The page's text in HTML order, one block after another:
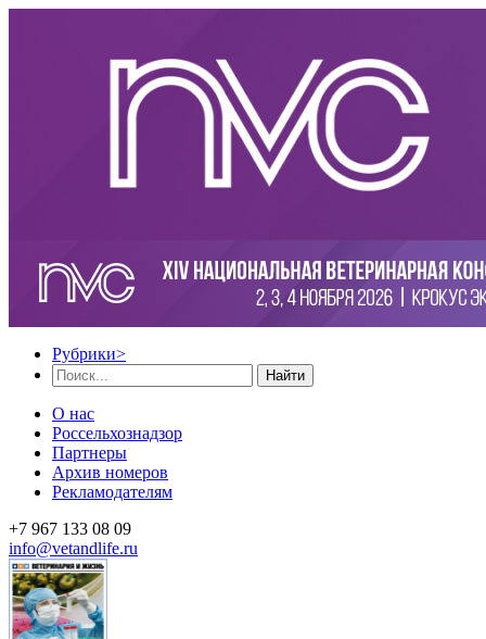
Рубрики>
Найти
О нас
Россельхознадзор
Партнеры
Архив номеров
Рекламодателям
+7 967 133 08 09
info@vetandlife.ru